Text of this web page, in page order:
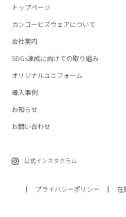
トップページ
カンコービズウェアについて
会社案内
SDGs達成に向けての取り組み
オリジナルユニフォーム
導入事例
お知らせ
お問い合わせ
公式インスタグラム
プライバシーポリシー 在